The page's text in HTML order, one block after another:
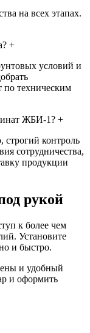
на всех этапах.
+
условий и
по техническим
ЖБИ-1? +
строгий контроль
сотрудничества,
продукции
рукой
к более чем
Установите
и быстро.
и удобный
и оформить